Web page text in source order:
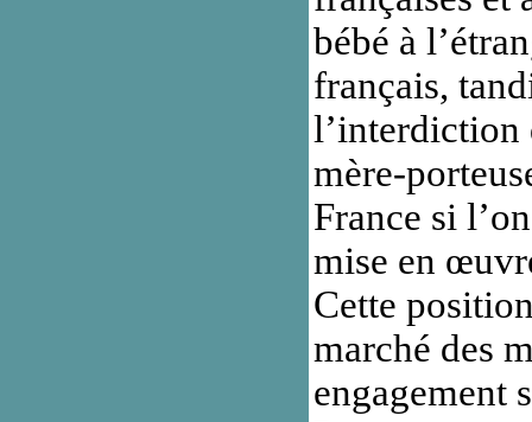
bébé à
français,
l’interdiction
mère-
France si
mise en
Cette
marché des
engagement